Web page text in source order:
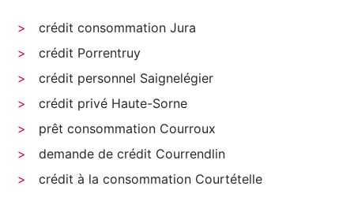
crédit consommation Jura
crédit Porrentruy
crédit personnel Saignelégier
crédit privé Haute-Sorne
prêt consommation Courroux
demande de crédit Courrendlin
crédit à la consommation Courtételle